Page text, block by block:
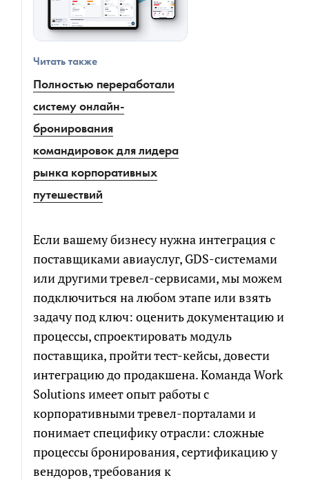
Читать также
Полностью переработали
систему онлайн-
бронирования
командировок для лидера
рынка корпоративных
путешествий
Если вашему бизнесу нужна интеграция с
поставщиками авиауслуг, GDS-системами
или другими тревел-сервисами, мы можем
подключиться на любом этапе или взять
задачу под ключ: оценить документацию и
процессы, спроектировать модуль
поставщика, пройти тест-кейсы, довести
интеграцию до продакшена. Команда Work
Solutions имеет опыт работы с
корпоративными тревел-порталами и
понимает специфику отрасли: сложные
процессы бронирования, сертификацию у
вендоров, требования к